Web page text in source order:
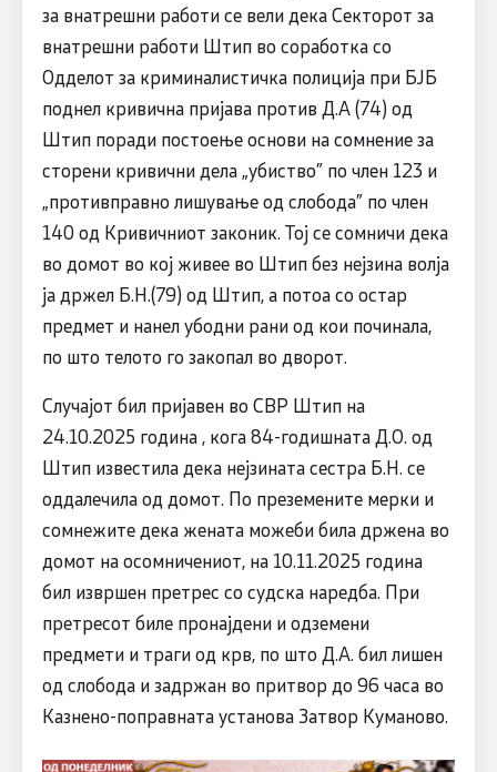
за внатрешни работи се вели дека Секторот за
внатрешни работи Штип во соработка со
Одделот за криминалистичка полиција при БЈБ
поднел кривична пријава против Д.А (74) од
Штип поради постоење основи на сомнение за
сторени кривични дела „убиство” по член 123 и
„противправно лишување од слобода” по член
140 од Кривичниот законик. Toj се сомничи дека
во домот во кој живее во Штип без нејзина волја
ја држел Б.Н.(79) од Штип, а потоа со остар
предмет и нанел убодни рани од кои починала,
по што телото го закопал во дворот.
Случајот бил пријавен во СВР Штип на
24.10.2025 година , кога 84-годишната Д.О. од
Штип известила дека нејзината сестра Б.Н. се
оддалечила од домот. По преземените мерки и
сомнежите дека жената можеби била држена во
домот на осомничениот, на 10.11.2025 година
бил извршен претрес со судска наредба. При
претресот биле пронајдени и одземени
предмети и траги од крв, по што Д.А. бил лишен
од слобода и задржан во притвор до 96 часа во
Казнено-поправната установа Затвор Куманово.